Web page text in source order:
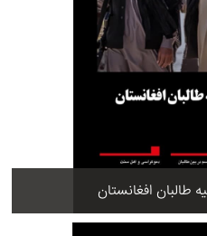
افغانستان